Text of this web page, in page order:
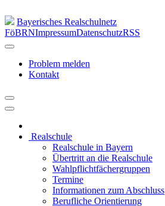
Bayerisches Realschulnetz
FöBRNImpressumDatenschutzRSS
Problem melden
Kontakt
Realschule
Realschule in Bayern
Übertritt an die Realschule
Wahlpflichtfächergruppen
Termine
Informationen zum Abschluss
Berufliche Orientierung